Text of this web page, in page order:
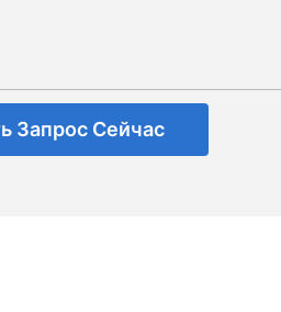
Запрос Сейчас